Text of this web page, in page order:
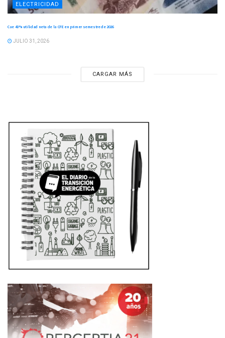
ELECTRICIDAD
Cae 43 % utilidad neta de la CFE en primer semestre de 2026
JULIO 31, 2026
CARGAR MÁS